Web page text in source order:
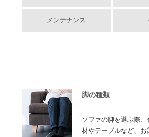
メンテナンス
脚の種類
ソファの脚を選ぶ際
材やテーブルなど、お